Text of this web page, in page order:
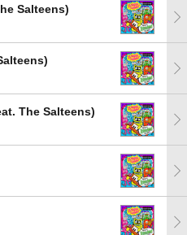
Salteens)
The Salteens)